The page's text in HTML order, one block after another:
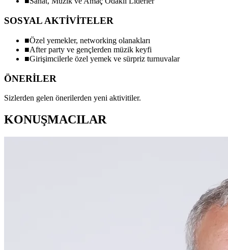
SOSYAL AKTİVİTELER
■Özel yemekler, networking olanakları
■After party ve gençlerden müzik keyfi
■Girişimcilerle özel yemek ve sürpriz turnuvalar
ÖNERİLER
Sizlerden gelen önerilerden yeni aktivitiler.
KONUŞMACILAR